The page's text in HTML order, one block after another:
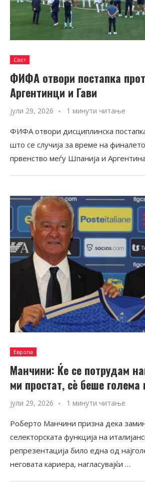
Свет
ФИФА отвори постапка
Аргентинци и Гави
јули 29, 2026 1 минути читање
ФИФА отвори дисциплинска
што се случија за време на
првенство меѓу Шпанија и
Европа
Манчини: Ќе се потрудам
ми простат, сè беше голема
јули 29, 2026 1 минути читање
Роберто Манчини призна дека
селекторската функција на
репрезентација било една од
неговата кариера, нагласувајќи …